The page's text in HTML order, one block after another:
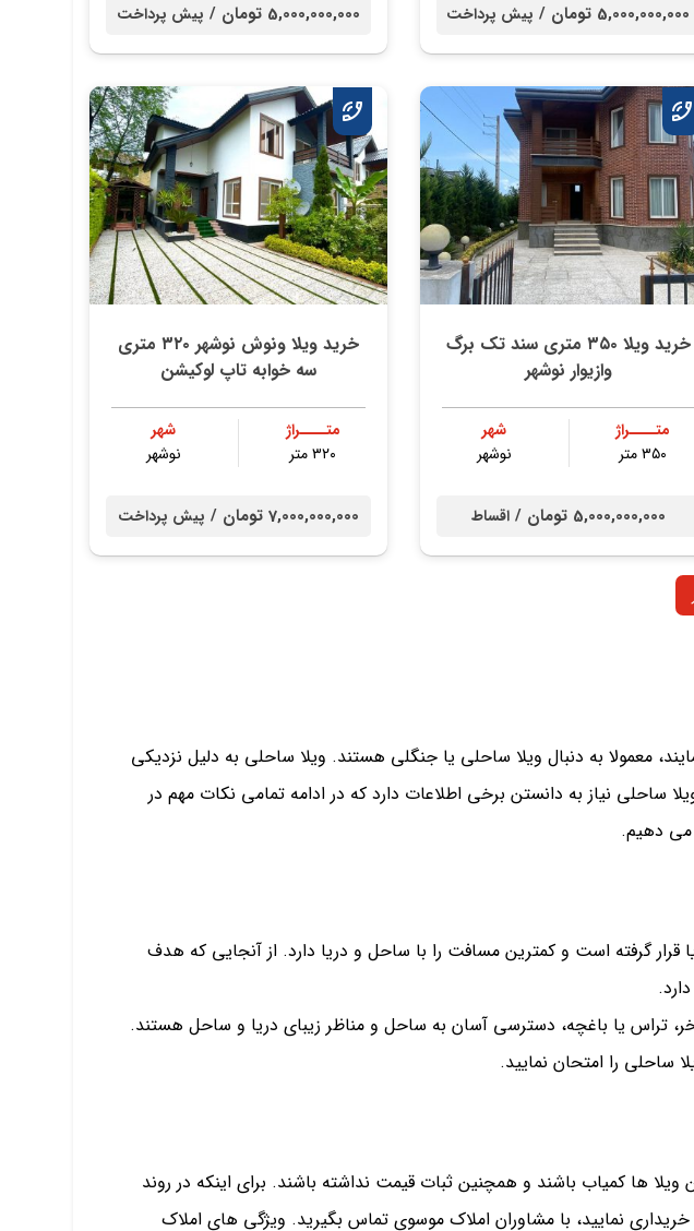
5,000,000,000 تومان / پیش پرداخت 5,000,000,000 تومان / پیش پرداخت
خرید ویلا ۳۵۰ متری سند تک برگ
وازیوار نوشهر
متــــراژ
۳۵۰ متر
شهر
نوشهر
5,000,000,000 تومان / اقساط
خرید ویلا ونوش نوشهر ۳۲۰ متری
سه خوابه تاپ لوکیشن
متــــراژ
۳۲۰ متر
شهر
نوشهر
7,000,000,000 تومان / پیش پرداخت
معمولا به دنبال ویلا ساحلی یا جنگلی هستند. ویلا ساحلی به دلیل نزدیکی
ساحلی نیاز به دانستن برخی اطلاعات دارد که در ادامه تمامی نکات مهم در
می دهیم.
گرفته است و کمترین مسافت را با ساحل و دریا دارد. از آنجایی که هدف
تراس یا باغچه، دسترسی آسان به ساحل و مناظر زیبای دریا و ساحل هستند.
ساحلی را امتحان نمایید.
ویلا ها کمیاب باشند و همچنین ثبات قیمت نداشته باشند. برای اینکه در روند
خریداری نمایید، با مشاوران املاک موسوی تماس بگیرید. ویژگی های املاک